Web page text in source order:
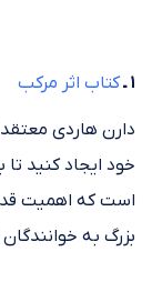
۱ ـ کتاب اثر مرکب
دارن هاردی معتقد
خود ایجاد کنید
است که اهمیت
بزرگ به